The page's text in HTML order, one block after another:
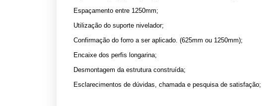
Espaçamento entre 1250mm;
Utilização do suporte nivelador;
Confirmação do forro a ser aplicado. (625mm ou 1250mm);
Encaixe dos perfis longarina;
Desmontagem da estrutura construída;
Esclarecimentos de dúvidas, chamada e pesquisa de satisfação;